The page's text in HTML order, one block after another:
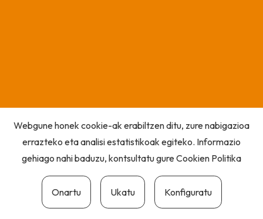
Webgune honek cookie-ak erabiltzen ditu, zure nabigazioa
errazteko eta analisi estatistikoak egiteko. Informazio
gehiago nahi baduzu, kontsultatu gureCookien Politika
Onartu Ukatu Konfiguratu